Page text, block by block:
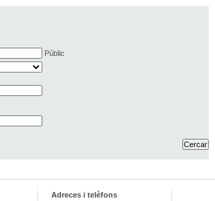
Públic
Adreces i telèfons